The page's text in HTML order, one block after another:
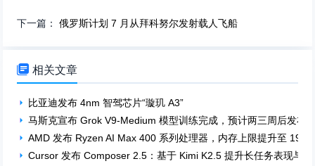
下一篇：俄罗斯计划 7 月从拜科努尔发射载人飞船
 相关文章
比亚迪发布 4nm 智驾芯片“璇玑 A3”
马斯克宣布 Grok V9-Medium 模型训练完成，预计两三周后发布
AMD 发布 Ryzen AI Max 400 系列处理器，内存上限提升至 192
Cursor 发布 Composer 2.5：基于 Kimi K2.5 提升长任务表现与